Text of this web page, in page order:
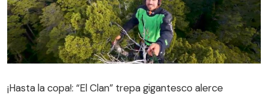
¡Hasta la copa!: “El Clan” trepa gigantesco alerce